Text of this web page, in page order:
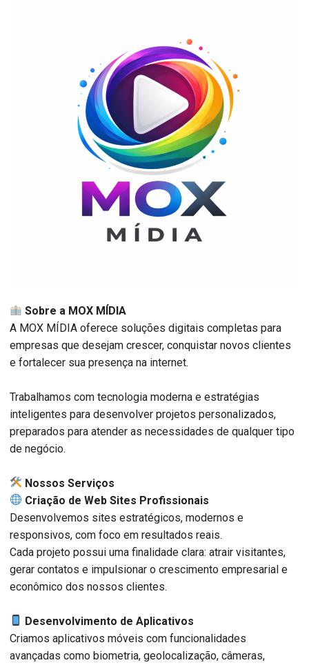
Sobre a MOX MÍDIA
A MOX MÍDIA oferece soluções digitais completas para
empresas que desejam crescer, conquistar novos clientes
e fortalecer sua presença na internet.
Trabalhamos com tecnologia moderna e estratégias
inteligentes para desenvolver projetos personalizados,
preparados para atender as necessidades de qualquer tipo
de negócio.
️ Nossos Serviços
Criação de Web Sites Profissionais
Desenvolvemos sites estratégicos, modernos e
responsivos, com foco em resultados reais.
Cada projeto possui uma finalidade clara: atrair visitantes,
gerar contatos e impulsionar o crescimento empresarial e
econômico dos nossos clientes.
Desenvolvimento de Aplicativos
Criamos aplicativos móveis com funcionalidades
avançadas como biometria, geolocalização, câmeras,